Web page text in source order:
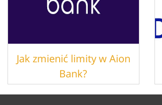
Jak zmienić limity w Aion
Bank?